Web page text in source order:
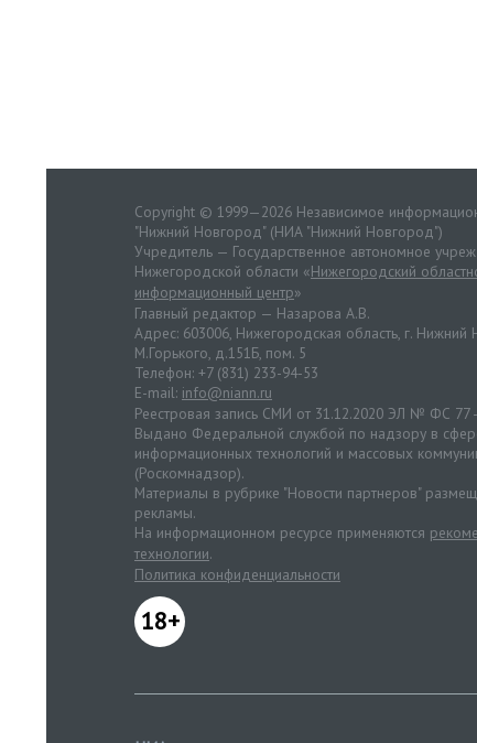
Copyright © 1999—2026 Независимое
"Нижний Новгород" (НИА "Нижний Новгород")
Учредитель — Государственное автономное
Нижегородской области «Нижегородский
информационный центр»
Главный редактор — Назарова А.В.
Адрес: 603006, Нижегородская область, г. Нижний
М.Горького, д.151Б, пом. 5
Телефон: +7 (831) 233-94-53
E-mail: info@niann.ru
Реестровая запись СМИ от 31.12.2020 ЭЛ № ФС 77
Выдано Федеральной службой по надзору в
информационных технологий и массовых
(Роскомнадзор).
Материалы в рубрике "Новости партнеров"
рекламы.
На информационном ресурсе применяются
технологии.
Политика конфиденциальности
18+